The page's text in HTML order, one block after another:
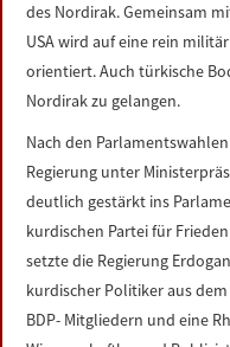
des Nordirak. Gemeinsam
USA wird auf eine rein
orientiert. Auch türkische
Nordirak zu gelangen.
Nach den
Regierung unter
deutlich gestärkt ins
kurdischen Partei für
setzte die Regierung
kurdischer Politiker aus
BDP- Mitgliedern und eine